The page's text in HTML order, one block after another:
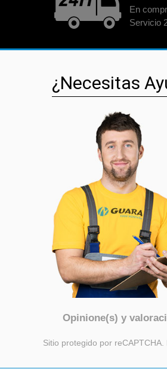
En
Servicio
¿Necesitas
Opinione(s) y
Sitio protegido por reCAPTCHA.